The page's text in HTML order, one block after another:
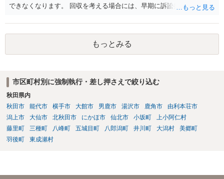
できなくなります。 回収を考える場合には、早期に訴訟提起などを進
もっとみる
市区町村別に強制執行・差し押さえで絞り込む
秋田県内
秋田市
能代市 横手市 大館市 男鹿市 湯沢市 鹿角市
由利本荘市
潟上市
大仙市 北秋田市 にかほ市 仙北市 小坂町
上小阿仁村
藤里町
三種町 八峰町 五城目町 八郎潟町 井川町 大潟村
美郷町
羽後町
東成瀬村